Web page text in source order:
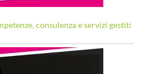
consulenza e servizi gestiti